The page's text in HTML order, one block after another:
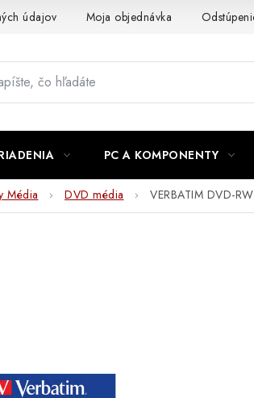
údajov Moja objednávka
PC A KOMPONENTY
Média DVD média VERBATIM DVD-